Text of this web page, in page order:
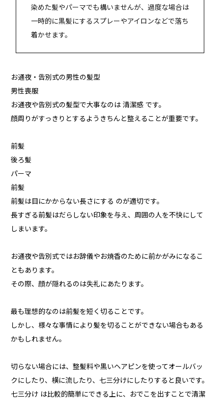
染めた髪やパーマでも構いませんが、過度な場合は
一時的に黒髪にするスプレーやアイロンなどで落ち
着かせます。
お通夜・告別式の男性の髪型
男性喪服
お通夜や告別式の髪型で大事なのは 清潔感 です。
顔周りがすっきりとするようきちんと整えることが重要です。
前髪
後ろ髪
パーマ
前髪
前髪は目にかからない長さにする のが適切です。
長すぎる前髪はだらしない印象を与え、周囲の人を不快にして
しまいます。
お通夜や告別式ではお辞儀やお焼香のために前かがみになるこ
ともあります。
その際、顔が隠れるのは失礼にあたります。
最も理想的なのは前髪を短く切ることです。
しかし、様々な事情により髪を切ることができない場合もある
かもしれません。
切らない場合には、整髪料や黒いヘアピンを使ってオールバッ
クにしたり、横に流したり、七三分けにしたりすると良いです。
七三分け は比較的簡単にできる上に、おでこを出すことで清潔